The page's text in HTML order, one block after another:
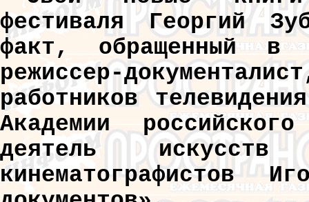
фестиваля Георгий
факт, обращенный в
режиссер-
работников
Академии
деятель
кинематографистов